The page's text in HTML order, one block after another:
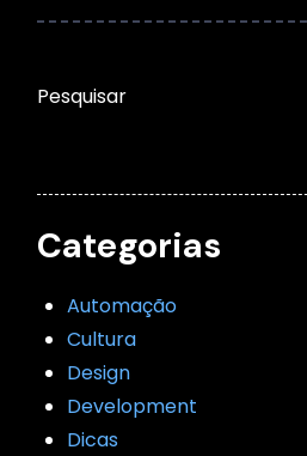
Pesquisar
Categorias
Automação
Cultura
Design
Development
Dicas